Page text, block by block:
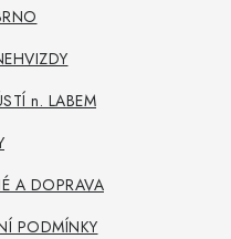
n. LABEM
A DOPRAVA
PODMÍNKY